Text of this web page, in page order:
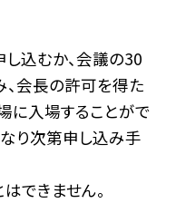
込むか、会議の30
会長の許可を得た
に入場することがで
り次第申し込み手
できません。